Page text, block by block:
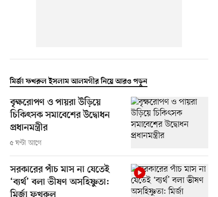
মির্জা ফখরুল ইসলাম আলমগীর নিয়ে আরও পড়ুন
বৃক্ষরোপণ ও পায়রা উড়িয়ে
চিকিৎসক সমাবেশের উদ্বোধন
প্রধানমন্ত্রীর
৫ ঘণ্টা আগে
সরকারের পাঁচ মাস না যেতেই
‘ব্যর্থ’ বলা ভীষণ অসহিষ্ণুতা: